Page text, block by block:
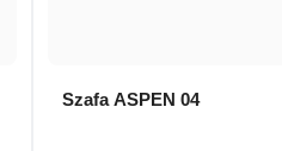
Szafa ASPEN 04